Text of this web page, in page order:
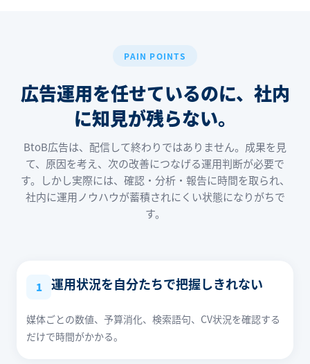
PAIN POINTS
広告運用を任せているのに、 社内
に知見が残らない。
BtoB広告は、配信して終わりではありません。成果を見
て、原因を考え、次の改善につなげる運用判断が必要で
す。しかし実際には、確認・分析・報告に時間を取られ、
社内に運用ノウハウが蓄積されにくい状態になりがちで
す。
1 運用状況を自分たちで把握しきれない
媒体ごとの数値、予算消化、検索語句、CV状況を確認する
だけで時間がかかる。